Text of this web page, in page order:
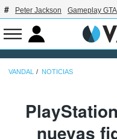
Peter Jackson Gameplay
VANDAL NOTICIAS
nuevas